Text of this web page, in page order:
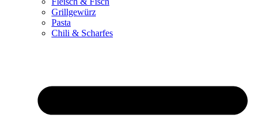
Grillgewürz
Pasta
Chili & Scharfes